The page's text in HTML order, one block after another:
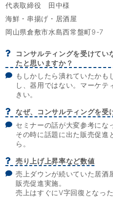
代表取締役 田中様
海鮮・串揚げ・居酒屋
岡山県倉敷市水島西常盤町9-7
コンサルティングを受けてい
たと思いますか？
もしかしたら潰れていたかも
し、器用ではない。マーケテ
きい。
なぜ、コンサルティングを受
セミナーの話が大変参考にな
その時に話題に出た販売促進
ら。
売り上げ上昇率など数値
売上ダウンが続いていた居酒
販売促進実施。
売上はすぐにV字回復となった